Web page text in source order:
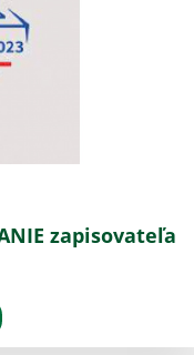
zapisovateľa